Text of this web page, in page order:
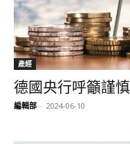
產經
德國央行呼籲謹
編輯部 - 2024-06-10